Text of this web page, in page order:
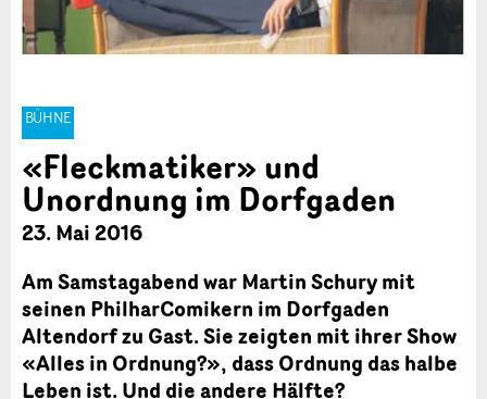
BÜHNE
«Fleckmatiker» und
Unordnung im Dorfgaden
23. Mai 2016
Am Samstagabend war Martin Schury mit
seinen PhilharComikern im Dorfgaden
Altendorf zu Gast. Sie zeigten mit ihrer Show
«Alles in Ordnung?», dass Ordnung das halbe
Leben ist. Und die andere Hälfte?